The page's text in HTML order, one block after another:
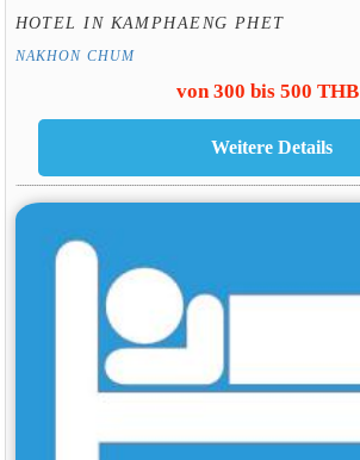
HOTEL IN KAMPHAENG PHET
NAKHON CHUM
von 300 bis 500 THB